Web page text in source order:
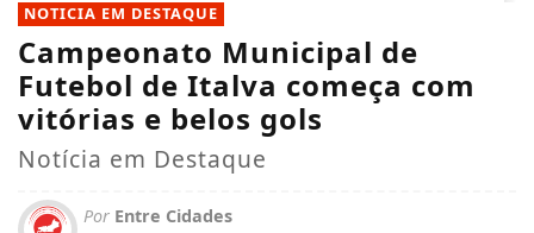
NOTICIA EM DESTAQUE
Campeonato Municipal de
Futebol de Italva começa com
vitórias e belos gols
Notícia em Destaque
Por Entre Cidades